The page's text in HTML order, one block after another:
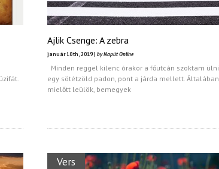
Ajlik Csenge: A zebra
január 10th, 2019 | by Napút Online
Minden reggel kilenc órakor a főutcán szoktam ülni
egy sötétzöld padon, pont a járda mellett. Általában
mielőtt leülök, bemegyek
Vers